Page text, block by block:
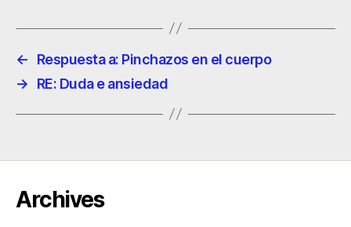
←
Respuesta a: Pinchazos en el cuerpo
→
RE: Duda e ansiedad
Archives